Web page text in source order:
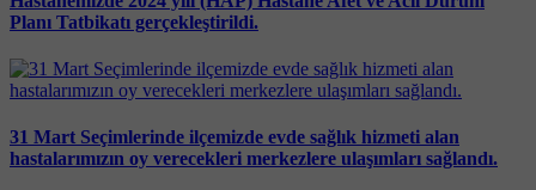
Planı Tatbikatı gerçekleştirildi.
31 Mart Seçimlerinde ilçemizde evde sağlık hizmeti alan
hastalarımızın oy verecekleri merkezlere ulaşımları sağlandı.